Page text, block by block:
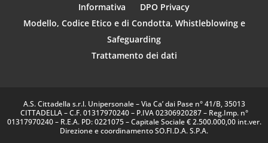
Informativa
DPO Privacy
Modello, Codice Etico e di Condotta, Whistleblowing e
Safeguarding
Trattamento dei dati
A.S. Cittadella s.r.l. Unipersonale – Via Ca’ dai Pase n° 41/B, 35013
CITTADELLA – C.F. 01317970240 – P.IVA 02306920287 – Reg.Imp. n°
01317970240 – R.E.A. PD: 0221075 – Capitale Sociale € 2.500.000,00 int.ver.
Direzione e coordinamento SO.FI.D.A. S.P.A.